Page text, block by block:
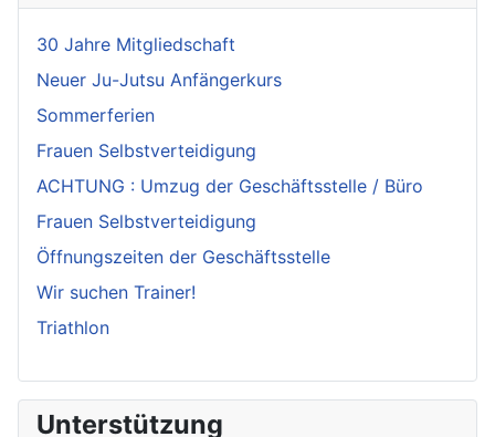
30 Jahre Mitgliedschaft
Neuer Ju-Jutsu Anfängerkurs
Sommerferien
Frauen Selbstverteidigung
ACHTUNG : Umzug der Geschäftsstelle / Büro
Frauen Selbstverteidigung
Öffnungszeiten der Geschäftsstelle
Wir suchen Trainer!
Triathlon
Unterstützung